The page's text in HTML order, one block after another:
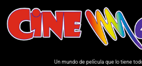
Un mundo de película que lo tiene